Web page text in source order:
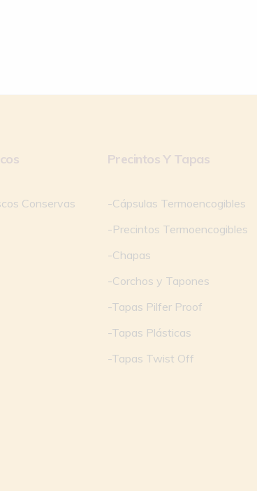
Conservas
Precintos Y Tapas
-Cápsulas Termoencogibles
-Precintos Termoencogibles
-Chapas
-Corchos y Tapones
-Tapas Pilfer Proof
-Tapas Plásticas
-Tapas Twist Off